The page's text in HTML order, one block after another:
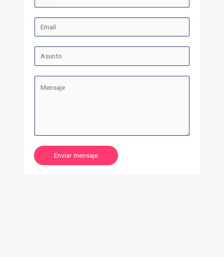
Enviar mensaje